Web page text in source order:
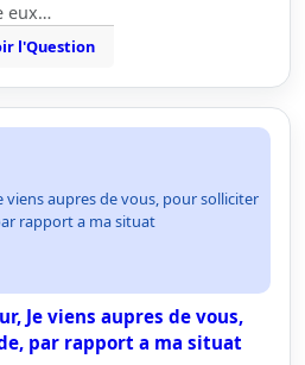
eux…
l'Question
viens aupres de vous, pour solliciter
rapport a ma situat
Je viens aupres de vous,
par rapport a ma situat